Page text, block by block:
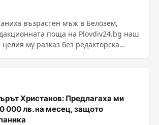
възрастен мъж в Белозем,
поща на Plovdiv24.bg наш
му разказ без редакторска
Христанов: Предлагаха ми
000 лв. на месец, защото